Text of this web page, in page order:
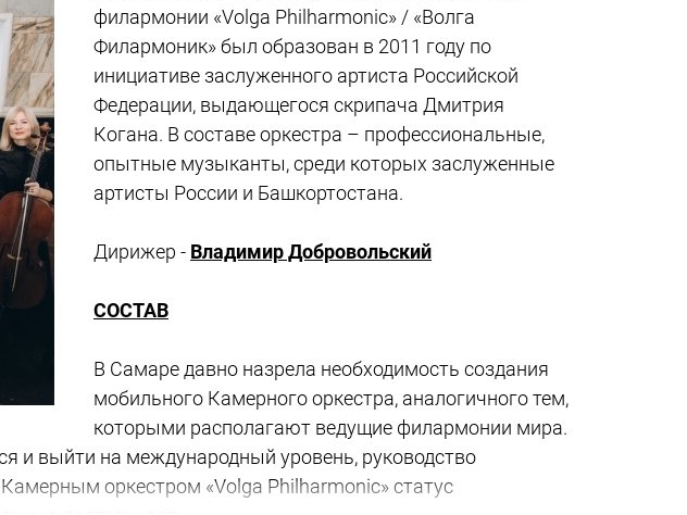
филармонии «Volga Philharmonic» / «Волга
Филармоник» был образован в 2011 году по
инициативе заслуженного артиста Российской
Федерации, выдающегося скрипача Дмитрия
Когана. В составе оркестра – профессиональные,
опытные музыканты, среди которых заслуженные
артисты России и Башкортостана.
Дирижер - Владимир Добровольский
СОСТАВ
В Самаре давно назрела необходимость создания
мобильного Камерного оркестра, аналогичного тем,
которыми располагают ведущие филармонии мира.
и выйти на международный уровень, руководство
оркестром «Volga Philharmonic» статус